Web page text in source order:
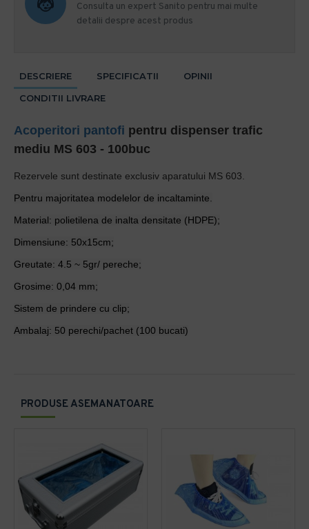
Consulta un expert Sanito pentru mai multe
detalii despre acest produs
PRODUSE ASEMANATOARE
DESCRIERE SPECIFICATII
OPINII
CONDITII LIVRARE
Acoperitori pantofi pentru dispenser trafic
mediu MS 603 - 100buc
Rezervele sunt destinate exclusiv aparatului MS 603.
Pentru majoritatea modelelor de incaltaminte.
Material: polietilena de inalta densitate (HDPE);
Dimensiune: 50x15cm;
Greutate: 4.5 ~ 5gr/ pereche;
Grosime: 0,04 mm;
Sistem de prindere cu clip;
Ambalaj: 50 perechi/pachet (100 bucati)